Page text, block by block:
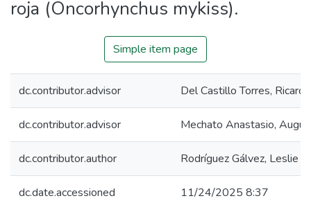
roja (Oncorhynchus mykiss).
Simple item page
dc.contributor.advisor Del Castillo Torres,
dc.contributor.advisor Mechato Anastasio,
dc.contributor.author Rodríguez Gálvez, Leslie
dc.date.accessioned 11/24/2025 8:37